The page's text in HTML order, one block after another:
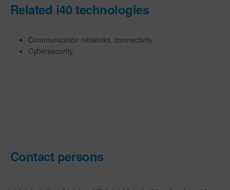
Related i40 technologies
Communication networks, connectivity
Cybersecurity
Contact persons